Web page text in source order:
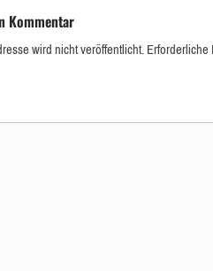
Kommentar
wird nicht veröffentlicht.